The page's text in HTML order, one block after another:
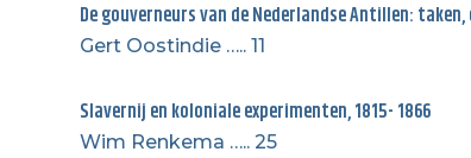
De gouverneurs van de Nederlandse Antillen:
Gert Oostindie ….. 11
Slavernij en koloniale experimenten, 1815- 1866
Wim Renkema ….. 25